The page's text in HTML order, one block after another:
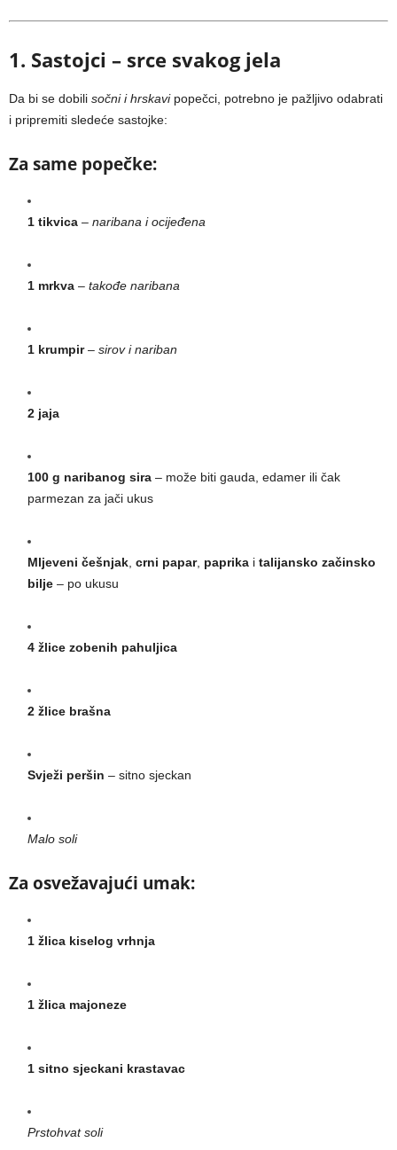
1. Sastojci – srce svakog jela
Da bi se dobili sočni i hrskavipopečci, potrebno je pažljivo odabrati
i pripremiti sledeće sastojke:
Za same popečke:
1 tikvica – naribana i ocijeđena
1 mrkva – takođe naribana
1 krumpir– sirov i nariban
2 jaja
100 g naribanog sira – može biti gauda, edamer ili čak
parmezan za jači ukus
Mljeveni češnjak crni papar, paprika i talijansko začinsko
bilje – po ukusu
4 žlice zobenih pahuljica
2 žlice brašna
Svježi peršin – sitno sjeckan
Malo soli
Za osvežavajući umak:
1 žlica kiselog vrhnja
1 žlica majoneze
1 sitno sjeckani krastavac
Prstohvat soli